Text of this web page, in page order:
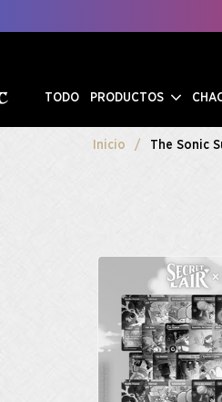
TODO PRODUCTOS
Inicio The Sonic